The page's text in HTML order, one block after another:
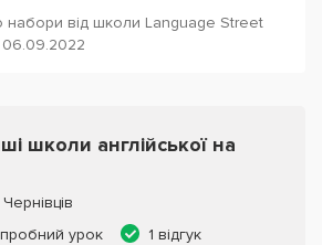
набори від школи Language Street
06.09.2022
школи англійської на
урок
1 відгук